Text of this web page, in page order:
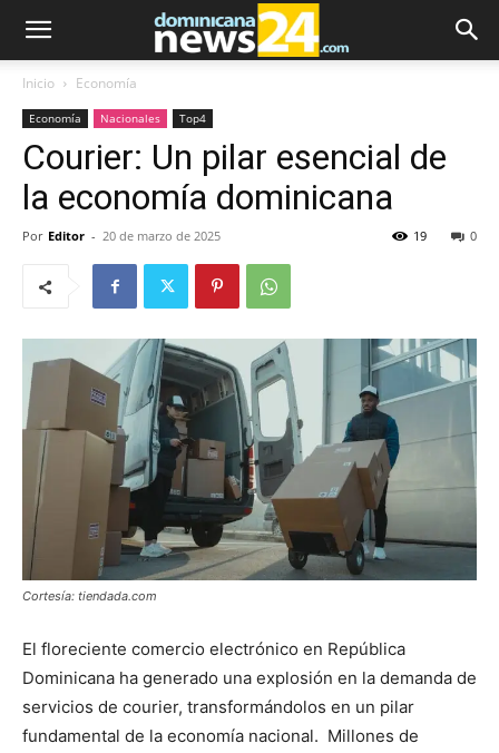
Inicio Economía
Economía Nacionales Top4
Courier: Un pilar esencial de
la economía dominicana
Por Editor - 20 de marzo de 2025 0
19
Cortesía: tiendada.com
El floreciente comercio electrónico en República
Dominicana ha generado una explosión en la demanda de
servicios de courier, transformándolos en un pilar
fundamental de la economía nacional. Millones de